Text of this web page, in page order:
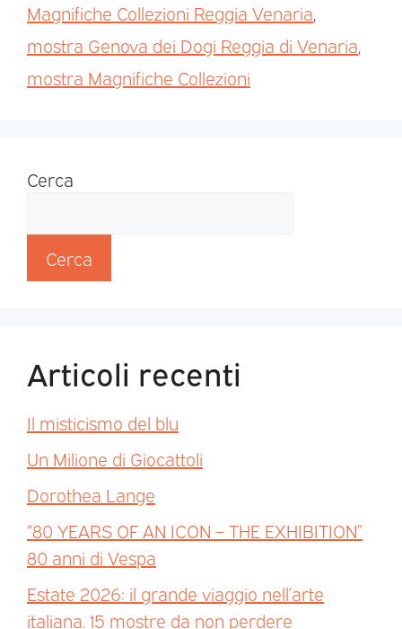
Magnifiche Collezioni Reggia Venaria
mostra Genova dei Dogi Reggia di Venaria
mostra Magnifiche Collezioni
Cerca
Cerca
Articoli recenti
Il misticismo del blu
Un Milione di Giocattoli
Dorothea Lange
“80 YEARS OF AN ICON – THE EXHIBITION”
80 anni di Vespa
Estate 2026: il grande viaggio nell’arte
italiana. 15 mostre da non perdere